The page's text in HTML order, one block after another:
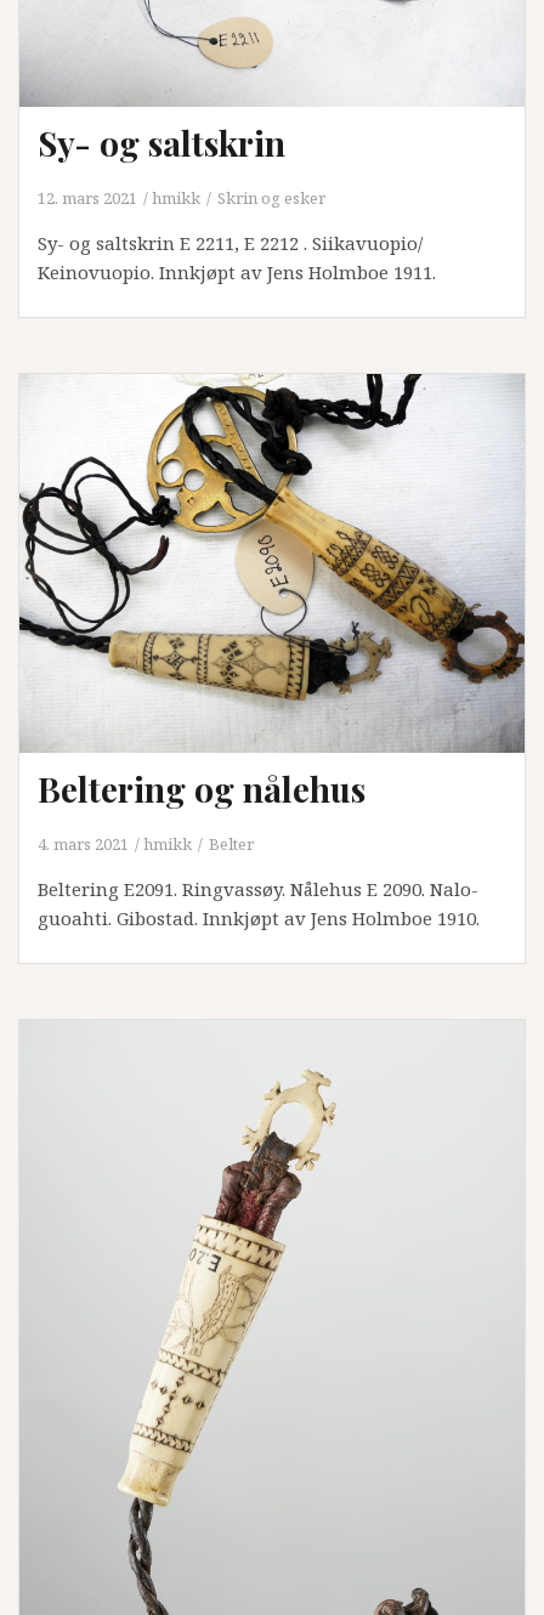
Sy- og saltskrin
12. mars 2021 hmikk Skrin og esker
Sy- og saltskrin E 2211, E 2212 . Siikavuopio/
Keinovuopio. Innkjøpt av Jens Holmboe 1911.
Beltering og nålehus
4. mars 2021 hmikk Belter
Beltering E2091. Ringvassøy. Nålehus E 2090. Nalo-
guoahti. Gibostad. Innkjøpt av Jens Holmboe 1910.